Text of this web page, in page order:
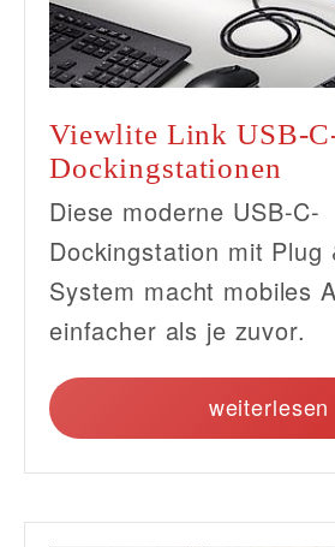
Viewlite Link USB-
Dockingstationen
Diese moderne USB-C-
Dockingstation mit Plug
System macht mobiles
einfacher als je zuvor.
weiterlesen